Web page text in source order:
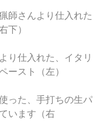
師さんより仕入れた
下）
り仕入れた、イタリ
ースト（左）
った、手打ちの生パ
います（右